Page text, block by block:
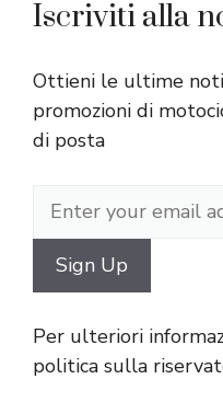
Iscriviti alla
Ottieni le ultime
promozioni di
di posta
Per ulteriori
politica sulla